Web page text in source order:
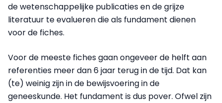
de wetenschappelijke publicaties en de grijze
literatuur te evalueren die als fundament dienen
voor de fiches.
Voor de meeste fiches gaan ongeveer de helft aan
referenties meer dan 6 jaar terug in de tijd. Dat kan
(te) weinig zijn in de bewijsvoering in de
geneeskunde. Het fundament is dus pover. Ofwel zijn